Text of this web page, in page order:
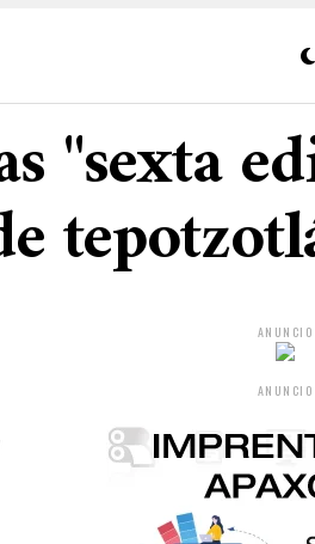
"sexta
ANUNCIO
ANUNCIO